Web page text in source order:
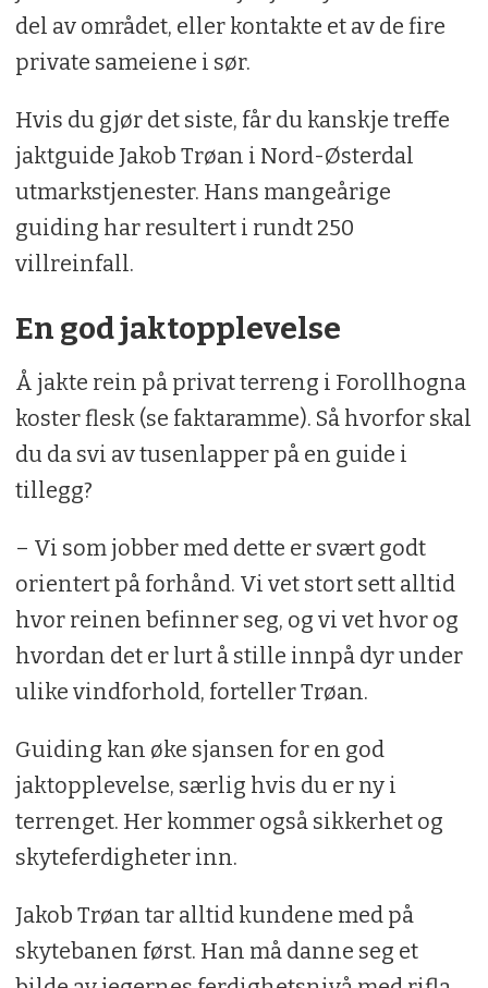
del av området, eller kontakte et av de fire
private sameiene i sør.
Hvis du gjør det siste, får du kanskje treffe
jaktguide Jakob Trøan i Nord-Østerdal
utmarkstjenester. Hans mangeårige
guiding har resultert i rundt 250
villreinfall.
En god jaktopplevelse
Å jakte rein på privat terreng i Forollhogna
koster flesk (se faktaramme). Så hvorfor skal
du da svi av tusenlapper på en guide i
tillegg?
– Vi som jobber med dette er svært godt
orientert på forhånd. Vi vet stort sett alltid
hvor reinen befinner seg, og vi vet hvor og
hvordan det er lurt å stille innpå dyr under
ulike vindforhold, forteller Trøan.
Guiding kan øke sjansen for en god
jaktopplevelse, særlig hvis du er ny i
terrenget. Her kommer også sikkerhet og
skyteferdigheter inn.
Jakob Trøan tar alltid kundene med på
skytebanen først. Han må danne seg et